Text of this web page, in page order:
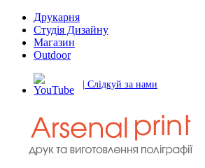
Друкарня
Студія Дизайну
Магазин
Outdoor
| Слідкуй за нами